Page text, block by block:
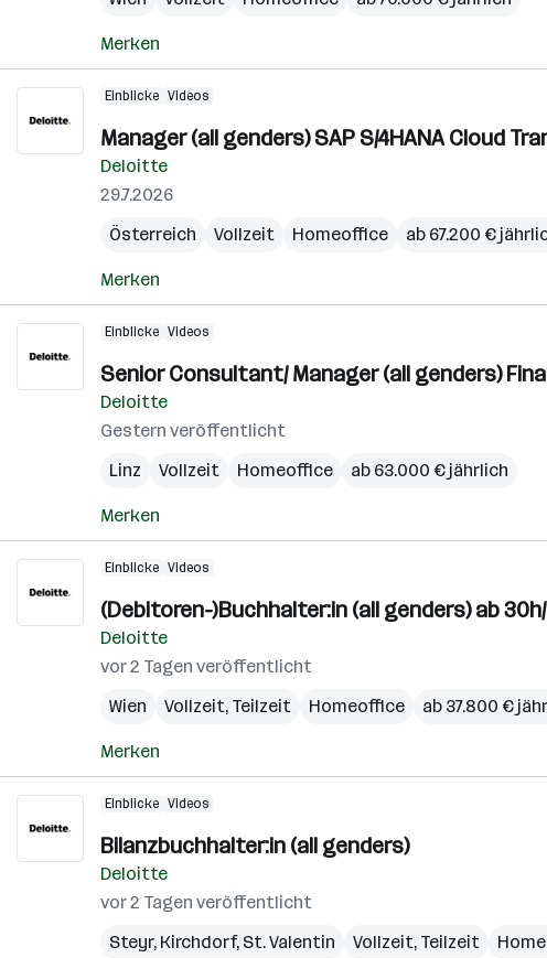
Merken
Einblicke Videos
Manager (all genders) SAP S/4HANA Cloud
Deloitte
29.7.2026
Österreich
Vollzeit Homeoffice ab 67.200 €
Merken
Einblicke Videos
Senior Consultant/ Manager (all genders)
Deloitte
Gestern veröffentlicht
Linz
Vollzeit Homeoffice ab 63.000 € jährlich
Merken
Einblicke Videos
(Debitoren-)Buchhalter:in (all genders) ab
Deloitte
vor 2 Tagen veröffentlicht
Wien
Vollzeit, Teilzeit Homeoffice ab 37.800 €
Merken
Einblicke Videos
Bilanzbuchhalter:in (all genders)
Deloitte
vor 2 Tagen veröffentlicht
Steyr, Kirchdorf, St. Valentin Vollzeit, Teilzeit